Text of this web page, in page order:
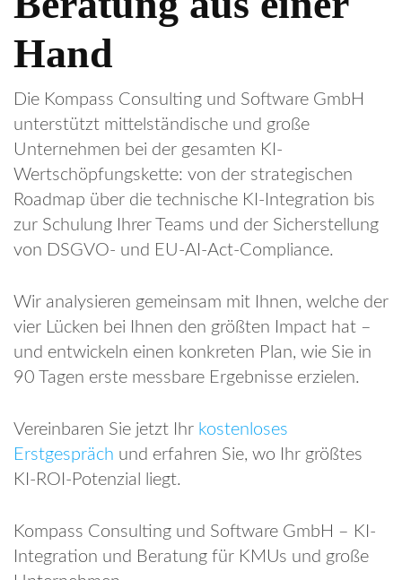
Hand
Die Kompass Consulting und Software GmbH
unterstützt mittelständische und große
Unternehmen bei der gesamten KI-
Wertschöpfungskette: von der strategischen
Roadmap über die technische KI-Integration bis
zur Schulung Ihrer Teams und der Sicherstellung
von DSGVO- und EU-AI-Act-Compliance.
Wir analysieren gemeinsam mit Ihnen, welche der
vier Lücken bei Ihnen den größten Impact hat –
und entwickeln einen konkreten Plan, wie Sie in
90 Tagen erste messbare Ergebnisse erzielen.
Vereinbaren Sie jetzt Ihr kostenloses
Erstgespräch und erfahren Sie, wo Ihr größtes
KI-ROI-Potenzial liegt.
Kompass Consulting und Software GmbH – KI-
Integration und Beratung für KMUs und große